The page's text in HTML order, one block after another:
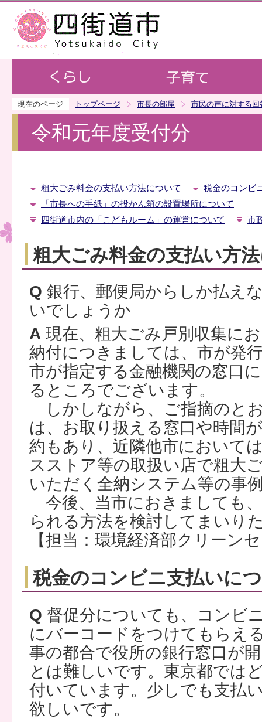
現在のページ トップページ 市長の部屋 市民の声に対する回
令和元年度受付分
粗大ごみ料金の支払い方法について
税金のコンビ
「市長への手紙」の投かん箱の設置場所について
四街道市内の「こどもルーム」の運営について
市
粗大ごみ料金の支払い方
Q 銀行、郵便局からしか払え
いでしょうか
A 現在、粗大ごみ戸別収集に
納付につきましては、市が発
市が指定する金融機関の窓口
るところでございます。
しかしながら、ご指摘のと
は、お取り扱える窓口や時間
約もあり、近隣他市において
スストア等の取扱い店で粗大
いただく全納システム等の事
今後、当市におきましても
られる方法を検討してまいり
【担当：環境経済部クリーン
税金のコンビニ支払いに
Q 督促分についても、コンビ
にバーコードをつけてもらえ
事の都合で役所の銀行窓口が
とは難しいです。東京都では
付いています。少しでも支払
欲しいです。